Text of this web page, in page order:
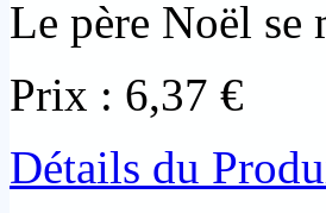
Le père Noël se
Prix : 6,37 €
Détails du